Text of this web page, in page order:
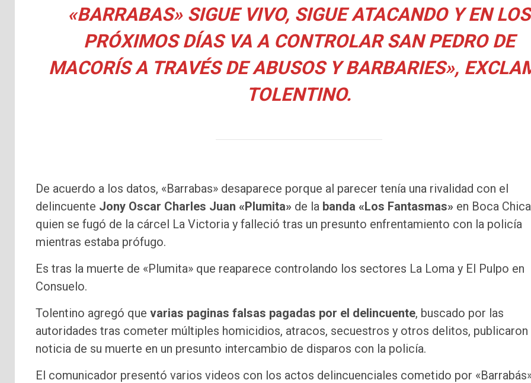
«BARRABAS» SIGUE VIVO, SIGUE ATACANDO Y EN LOS
PRÓXIMOS DÍAS VA A CONTROLAR SAN PEDRO DE
MACORÍS A TRAVÉS DE ABUSOS Y BARBARIES»,
TOLENTINO.
De acuerdo a los datos, «Barrabas» desaparece porque al parecer tenía una rivalidad con el
delincuente Jony Oscar Charles Juan «Plumita» de la banda «Los Fantasmas» en Boca
quien se fugó de la cárcel La Victoria y falleció tras un presunto enfrentamiento con la policía
mientras estaba prófugo.
Es tras la muerte de «Plumita» que reaparece controlando los sectores La Loma y El Pulpo en
Consuelo.
Tolentino agregó que varias paginas falsas pagadas por el delincuente, buscado por las
autoridades tras cometer múltiples homicidios, atracos, secuestros y otros delitos, publicaron
noticia de su muerte en un presunto intercambio de disparos con la policía.
El comunicador presentó varios videos con los actos delincuenciales cometido por